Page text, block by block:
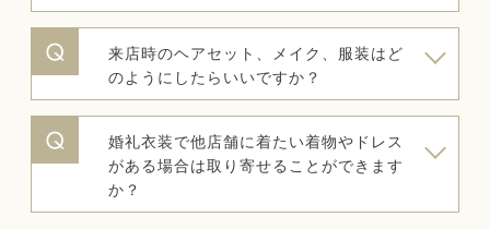
来店時のヘアセット、メイク、服装はど
のようにしたらいいですか？
婚礼衣装で他店舗に着たい着物やドレス
がある場合は取り寄せることができます
か？